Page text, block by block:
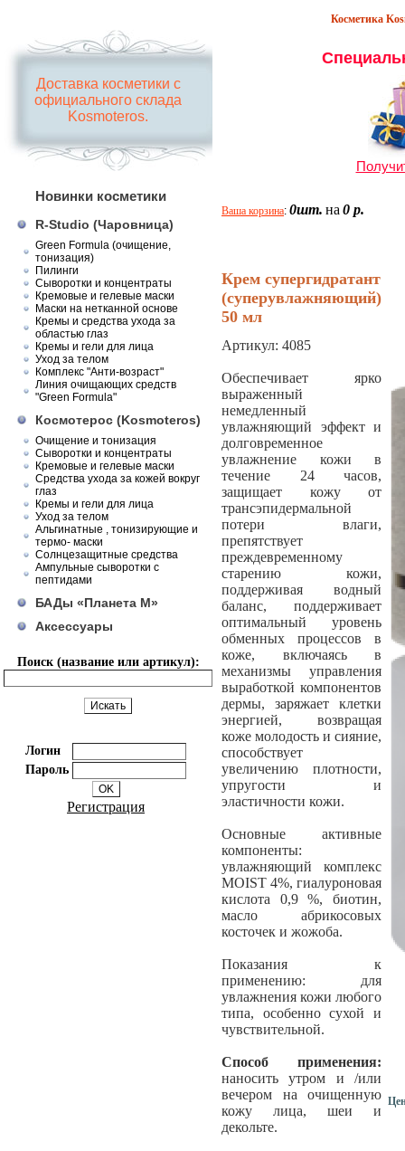
Косметика
Доставка косметики с
официального склада
Kosmoteros.
Новинки косметики
R-Studio (Чаровница)
Green Formula (очищение,
тонизация)
Пилинги
Сыворотки и концентраты
Кремовые и гелевые маски
Маски на нетканной основе
Кремы и средства ухода за
областью глаз
Кремы и гели для лица
Уход за телом
Комплекс "Анти-возраст"
Линия очищающих средств
"Green Formula"
Космотерос (Kosmoteros)
Очищение и тонизация
Сыворотки и концентраты
Кремовые и гелевые маски
Средства ухода за кожей вокруг
глаз
Кремы и гели для лица
Уход за телом
Альгинатные , тонизирующие и
термо- маски
Солнцезащитные средства
Ампульные сыворотки с
пептидами
БАДы «Планета М»
Аксессуары
Поиск (название или артикул):
Логин
Пароль
Регистрация
Ваша корзина: 0шт. на 0 р.
Крем супергидратант
(суперувлажняющий)
50 мл
Артикул: 4085
Обеспечивает ярко
выраженный
немедленный
увлажняющий эффект и
долговременное
увлажнение кожи в
течение 24 часов,
защищает кожу от
трансэпидермальной
потери влаги,
препятствует
преждевременному
старению кожи,
поддерживая водный
баланс, поддерживает
оптимальный уровень
обменных процессов в
коже, включаясь в
механизмы управления
выработкой компонентов
дермы, заряжает клетки
энергией, возвращая
коже молодость и сияние,
способствует
увеличению плотности,
упругости и
эластичности кожи.
Основные активные
компоненты:
увлажняющий комплекс
MOIST 4%, гиалуроновая
кислота 0,9 %, биотин,
масло абрикосовых
косточек и жожоба.
Показания к
применению: для
увлажнения кожи любого
типа, особенно сухой и
чувствительной.
Способ применения:
наносить утром и /или
вечером на очищенную
кожу лица, шеи и
декольте.